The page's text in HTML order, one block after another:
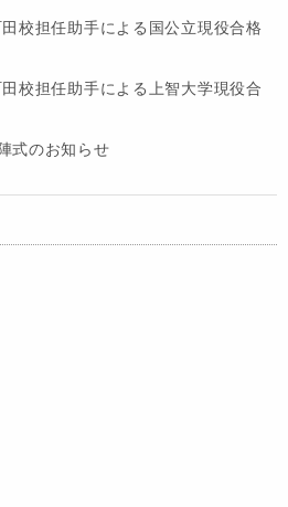
校担任助手による国公立現役合格
校担任助手による上智大学現役合
式のお知らせ